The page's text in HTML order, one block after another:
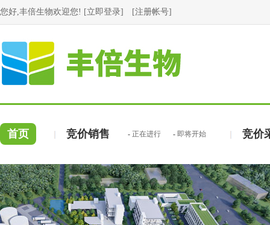
您好,丰倍生物欢迎您! [立即登录] [注册帐号]
首页 竞价销售 - 正在进行 - 即将开始 竞价